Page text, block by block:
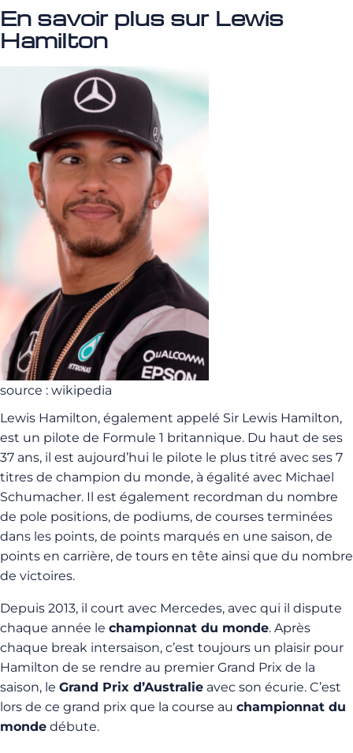
En savoir plus sur Lewis
Hamilton
source : wikipedia
Lewis Hamilton, également appelé Sir Lewis Hamilton,
est un pilote de Formule 1 britannique. Du haut de ses
37 ans, il est aujourd’hui le pilote le plus titré avec ses 7
titres de champion du monde, à égalité avec Michael
Schumacher. Il est également recordman du nombre
de pole positions, de podiums, de courses terminées
dans les points, de points marqués en une saison, de
points en carrière, de tours en tête ainsi que du nombre
de victoires.
Depuis 2013, il court avec Mercedes, avec qui il dispute
chaque année le championnat du monde. Après
chaque break intersaison, c’est toujours un plaisir pour
Hamilton de se rendre au premier Grand Prix de la
saison, le Grand Prix d’Australie avec son écurie. C’est
lors de ce grand prix que la course au championnat du
monde débute.